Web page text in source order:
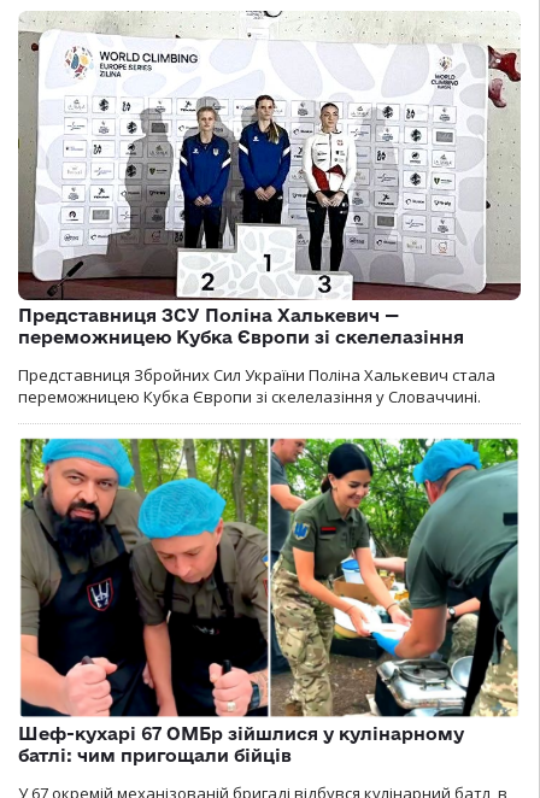
Представниця ЗСУ Поліна Халькевич —
переможницею Кубка Європи зі скелелазіння
Представниця Збройних Сил України Поліна Халькевич стала
переможницею Кубка Європи зі скелелазіння у Словаччині.
Шеф-кухарі 67 ОМБр зійшлися у кулінарному
батлі: чим пригощали бійців
У 67 окремій механізованій бригаді відбувся кулінарний батл, в